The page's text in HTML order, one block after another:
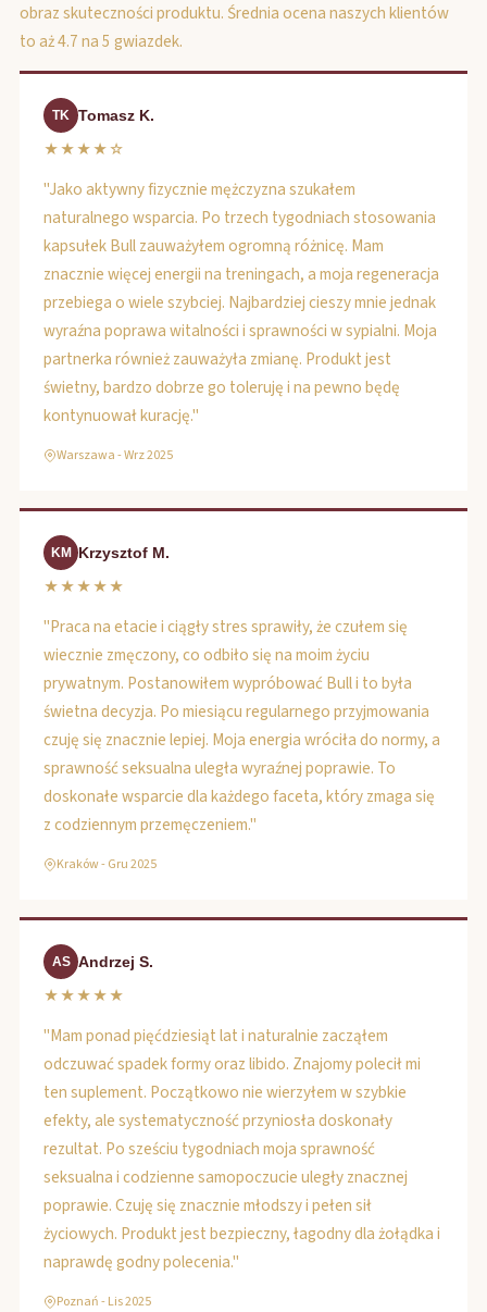
obraz skuteczności produktu. Średnia ocena naszych klientów
to aż 4.7 na 5 gwiazdek.
TK Tomasz K.
★★★★☆
"Jako aktywny fizycznie mężczyzna szukałem
naturalnego wsparcia. Po trzech tygodniach stosowania
kapsułek Bull zauważyłem ogromną różnicę. Mam
znacznie więcej energii na treningach, a moja regeneracja
przebiega o wiele szybciej. Najbardziej cieszy mnie jednak
wyraźna poprawa witalności i sprawności w sypialni. Moja
partnerka również zauważyła zmianę. Produkt jest
świetny, bardzo dobrze go toleruję i na pewno będę
kontynuował kurację."
Warszawa - Wrz 2025
KM Krzysztof M.
★★★★★
"Praca na etacie i ciągły stres sprawiły, że czułem się
wiecznie zmęczony, co odbiło się na moim życiu
prywatnym. Postanowiłem wypróbować Bull i to była
świetna decyzja. Po miesiącu regularnego przyjmowania
czuję się znacznie lepiej. Moja energia wróciła do normy, a
sprawność seksualna uległa wyraźnej poprawie. To
doskonałe wsparcie dla każdego faceta, który zmaga się
z codziennym przemęczeniem."
Kraków - Gru 2025
AS Andrzej S.
★★★★★
"Mam ponad pięćdziesiąt lat i naturalnie zacząłem
odczuwać spadek formy oraz libido. Znajomy polecił mi
ten suplement. Początkowo nie wierzyłem w szybkie
efekty, ale systematyczność przyniosła doskonały
rezultat. Po sześciu tygodniach moja sprawność
seksualna i codzienne samopoczucie uległy znacznej
poprawie. Czuję się znacznie młodszy i pełen sił
życiowych. Produkt jest bezpieczny, łagodny dla żołądka i
naprawdę godny polecenia."
Poznań - Lis 2025